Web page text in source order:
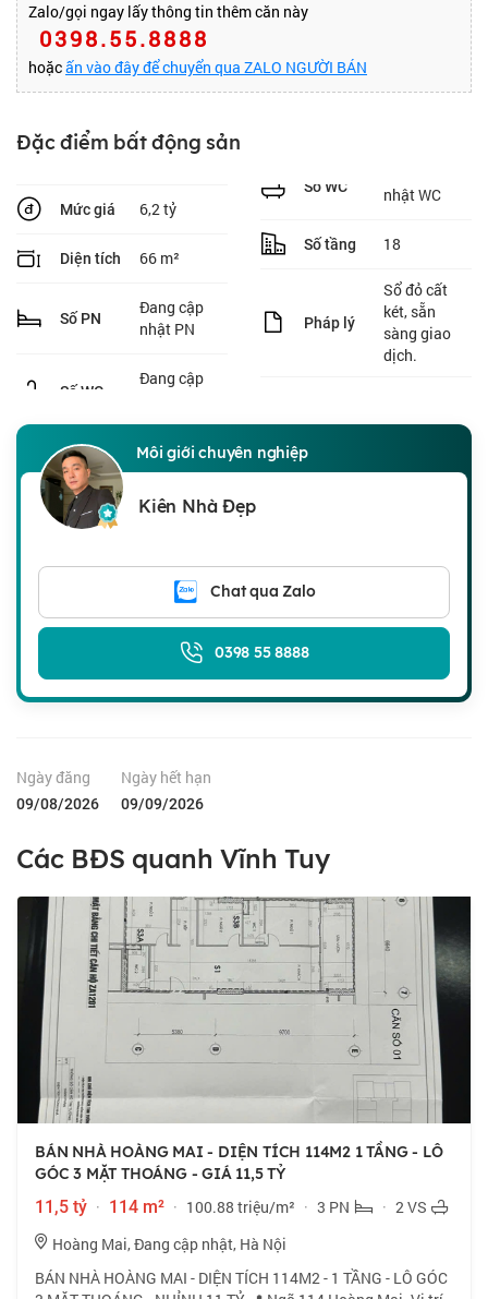
Zalo/gọi ngay lấy thông tin thêm căn này
0398.55.8888
hoặcấn vào đây để chuyển qua ZALO NGƯỜI BÁN
Đặc điểm bất động sản
Mức giá 6,2 tỷ
Diện tích 66 m²
Số PN
Đang cập
nhật PN
Số WC
Đang cập
nhật WC
Số tầng 18
Pháp lý
Sổ đỏ cất
két, sẵn
sàng giao
dịch.
Môi giới chuyên nghiệp
Kiên Nhà Đẹp
Chat qua Zalo
0398 55 8888
Ngày đăng
09/08/2026
Ngày hết hạn
09/09/2026
Các BĐS quanh Vĩnh Tuy
BÁN NHÀ HOÀNG MAI - DIỆN TÍCH 114M2 1 TẦNG - LÔ
GÓC 3 MẶT THOÁNG - GIÁ 11,5 TỶ
11,5 tỷ · 114 m² · 100.88 triệu/m² · 3 PN · 2 VS
Hoàng Mai, Đang cập nhật, Hà Nội
BÁN NHÀ HOÀNG MAI - DIỆN TÍCH 114M2 - 1 TẦNG - LÔ GÓC